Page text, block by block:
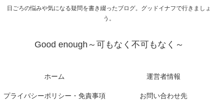
日ごろの悩みや気になる疑問を書き綴ったブログ。グッドイナフで行きましょ
う。
Good enough～可もなく不可もなく～
ホーム 運営者情報
プライバシーポリシー・免責事項 お問い合わせ先